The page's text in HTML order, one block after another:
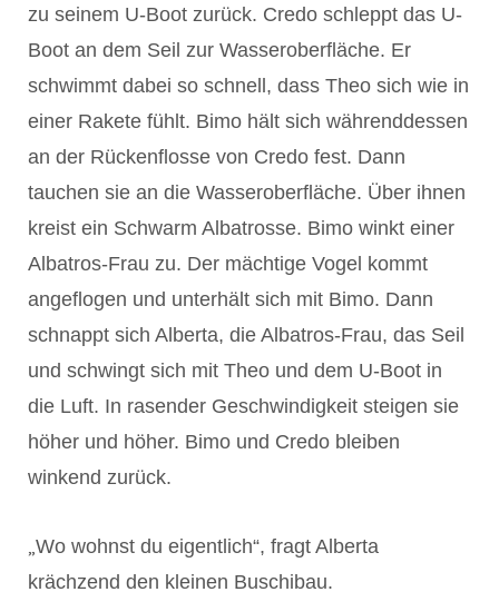
zu seinem U-Boot zurück. Credo schleppt das U-
Boot an dem Seil zur Wasseroberfläche. Er
schwimmt dabei so schnell, dass Theo sich wie in
einer Rakete fühlt. Bimo hält sich währenddessen
an der Rückenflosse von Credo fest. Dann
tauchen sie an die Wasseroberfläche. Über ihnen
kreist ein Schwarm Albatrosse. Bimo winkt einer
Albatros-Frau zu. Der mächtige Vogel kommt
angeflogen und unterhält sich mit Bimo. Dann
schnappt sich Alberta, die Albatros-Frau, das Seil
und schwingt sich mit Theo und dem U-Boot in
die Luft. In rasender Geschwindigkeit steigen sie
höher und höher. Bimo und Credo bleiben
winkend zurück.
Wo wohnst du eigentlich“, fragt Alberta
krächzend den kleinen Buschibau.